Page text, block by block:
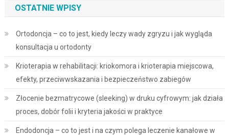
OSTATNIE WPISY
Ortodoncja – co to jest, kiedy leczy wady zgryzu i jak wygląda
konsultacja u ortodonty
Krioterapia w rehabilitacji: kriokomora i krioterapia miejscowa,
efekty, przeciwwskazania i bezpieczeństwo zabiegów
Złocenie bezmatrycowe (sleeking) w druku cyfrowym: jak działa
proces, dobór folii i kryteria jakości w praktyce
Endodoncja – co to jest i na czym polega leczenie kanałowe w